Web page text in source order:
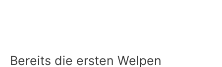
Bereits die ersten Welpen